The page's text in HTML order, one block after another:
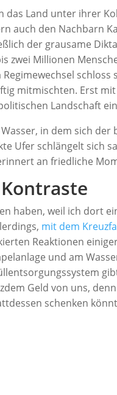
das Land unter ihrer
auch den Nachbarn
der grausame
zwei Millionen
mitmischten. Erst
Landschaft
haben, weil ich dort
mit dem
Reaktionen
und am
Geld von uns,
schenken